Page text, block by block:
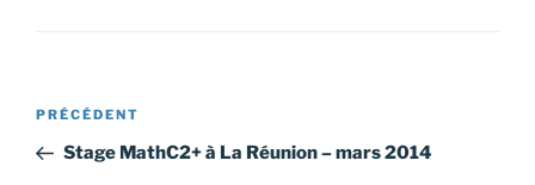
Navigation
l’article
Article
précédent
PRÉCÉDENT
Stage MathC2+ à La Réunion – mars 2014